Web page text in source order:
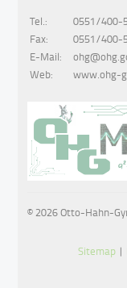
Tel.:
0551/400-
Fax:
0551/400-
E-Mail:
Web:
www.ohg-
© 2026 Otto-Hahn-
Sitemap |